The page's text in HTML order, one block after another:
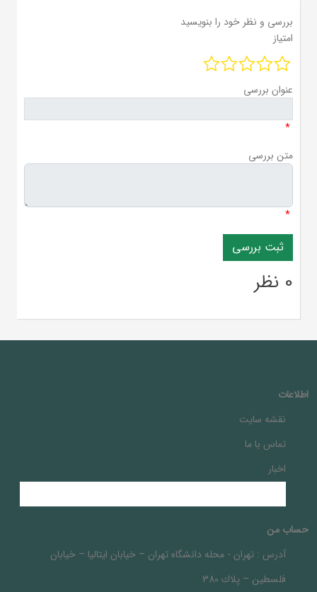
بررسی و نظر خود را بنویسید
امتیاز
عنوان بررسی
*
متن بررسی
*
0 نظر
اطلاعات
نقشه سایت
تماس با ما
اخبار
حساب من
آدرس : تهران - محله دانشگاه تهران – خيابان ايتاليا – خيابان
فلسطين – پلاك 380